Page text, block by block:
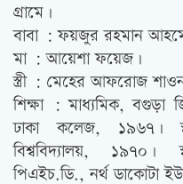
গ্রামে।
বাবা : ফয়জুর রহমান
মা : আয়েশা ফয়েজ।
স্ত্রী : মেহের আফরোজ
শিক্ষা : মাধ্যমিক, বগুড়া
ঢাকা কলেজ, ১৯৬৭।
বিশ্ববিদ্যালয়,
পিএইচ.ডি., নর্থ ডাকোটা